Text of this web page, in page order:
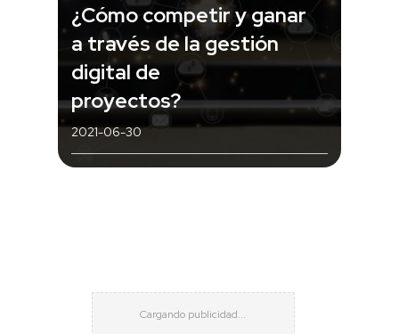
¿Cómo competir y ganar
a través de la gestión
digital de
proyectos?
2021-06-30